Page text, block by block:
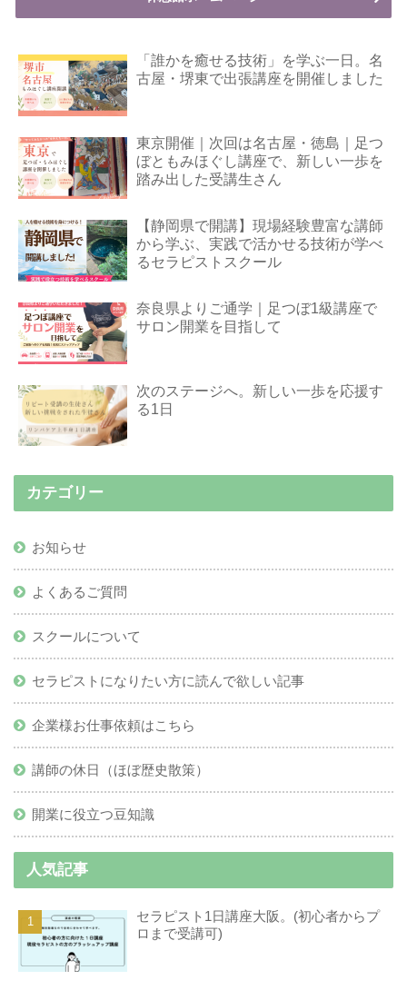
「誰かを癒せる技術」を学ぶ一日。名
古屋・堺東で出張講座を開催しました
東京開催｜次回は名古屋・徳島｜足つ
ぼともみほぐし講座で、新しい一歩を
踏み出した受講生さん
【静岡県で開講】現場経験豊富な講師
から学ぶ、実践で活かせる技術が学べ
るセラピストスクール
奈良県よりご通学｜足つぼ1級講座で
サロン開業を目指して
次のステージへ。新しい一歩を応援す
る1日
カテゴリー
お知らせ
よくあるご質問
スクールについて
セラピストになりたい方に読んで欲しい記事
企業様お仕事依頼はこちら
講師の休日（ほぼ歴史散策）
開業に役立つ豆知識
人気記事
セラピスト1日講座大阪。(初心者からプ
ロまで受講可)